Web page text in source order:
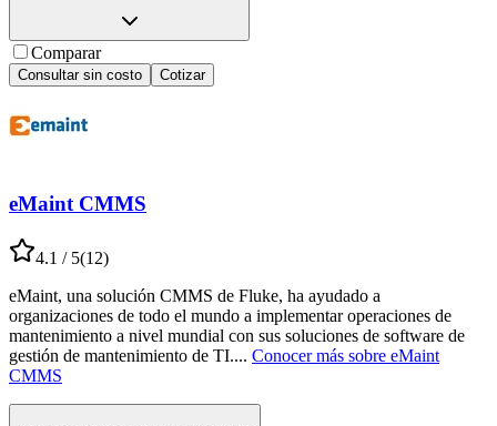
Comparar
Consultar sin costo Cotizar
eMaint CMMS
4.1 / 5(12)
eMaint, una solución CMMS de Fluke, ha ayudado a
organizaciones de todo el mundo a implementar operaciones de
mantenimiento a nivel mundial con sus soluciones de software de
gestión de mantenimiento de TI.... Conocer más sobre eMaint
CMMS